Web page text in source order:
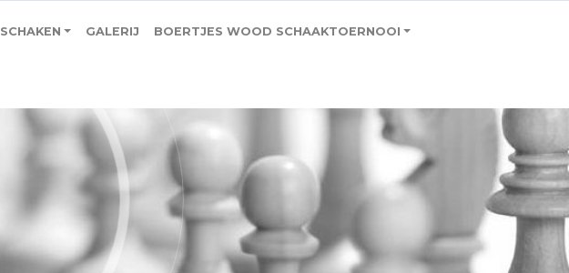
SCHAKEN GALERIJ BOERTJES WOOD SCHAAKTOERNOOI